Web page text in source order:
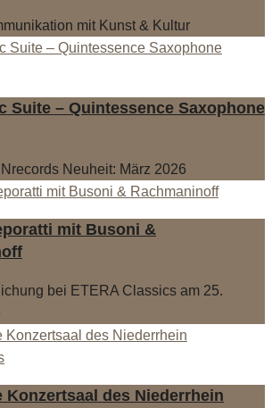
mit Kunst & Kultur
Suite – Quintessence Saxophone
Neuheit: März 2026
mit Busoni &
bei ETERA Classics am 25.
Konzertsaal des Niederrhein